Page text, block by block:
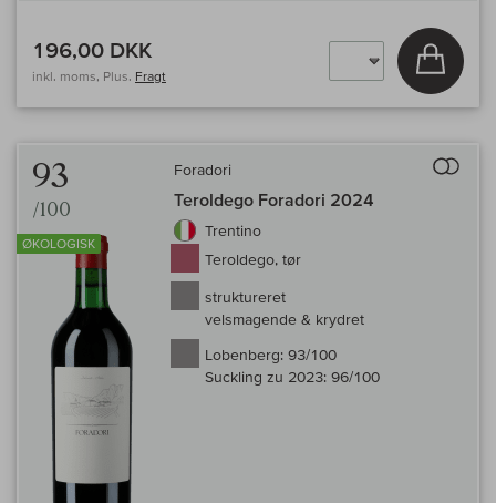
196,00 DKK
inkl. moms, Plus. Fragt
Læg i
93
/100
ØKOLOGISK
Foradori
Teroldego Foradori 2024
Trentino
Teroldego, tør
struktureret
velsmagende & krydret
Lobenberg: 93/100
Suckling zu 2023: 96/100